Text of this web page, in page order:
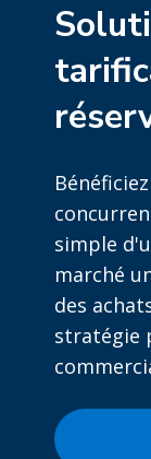
simple
marché
des
stratégie